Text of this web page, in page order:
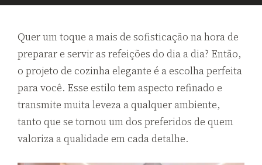
Quer um toque a mais de sofisticação na hora de
preparar e servir as refeições do dia a dia? Então,
o projeto de cozinha elegante é a escolha perfeita
para você. Esse estilo tem aspecto refinado e
transmite muita leveza a qualquer ambiente,
tanto que se tornou um dos preferidos de quem
valoriza a qualidade em cada detalhe.